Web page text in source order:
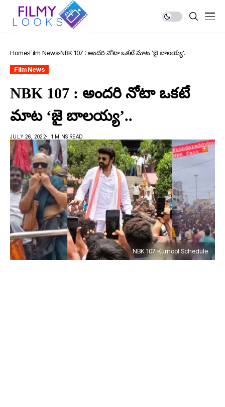
Home Film News NBK 107 : అందరి నోటా ఒకటే మాట ‘జై బాలయ్య’..
Film News
NBK 107 : అందరి నోటా ఒకటే
మాట ‘జై బాలయ్య’..
JULY 26, 2022 1 MINS READ
NBK 107 Kurnool Schedule